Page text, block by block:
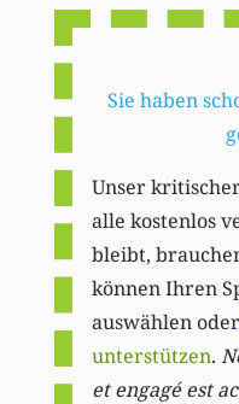
Sie haben
Unser
alle kostenlos
bleibt,
können Ihren
auswählen oder
unterstützen.
et engagé est